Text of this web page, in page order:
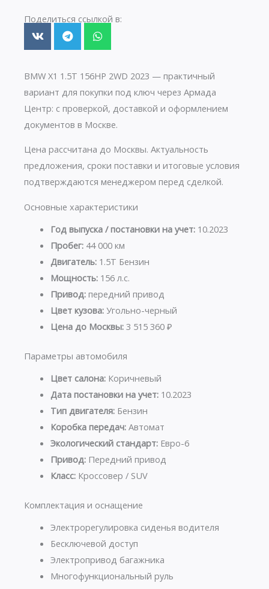
Поделиться ссылкой в:
BMW X1 1.5T 156HP 2WD 2023 — практичный
вариант для покупки под ключ через Армада
Центр: с проверкой, доставкой и оформлением
документов в Москве.
Цена рассчитана до Москвы. Актуальность
предложения, сроки поставки и итоговые условия
подтверждаются менеджером перед сделкой.
Основные характеристики
Год выпуска / постановки на учет:10.2023
Пробег:44 000 км
Двигатель:1.5T Бензин
Мощность:156 л.с.
Привод:передний привод
Цвет кузова:Угольно-черный
Цена до Москвы:3 515 360 ₽
Параметры автомобиля
Цвет салона:Коричневый
Дата постановки на учет:10.2023
Тип двигателя:Бензин
Коробка передач:Автомат
Экологический стандарт:Евро-6
Привод:Передний привод
Класс:Кроссовер / SUV
Комплектация и оснащение
Электрорегулировка сиденья водителя
Бесключевой доступ
Электропривод багажника
Многофункциональный руль